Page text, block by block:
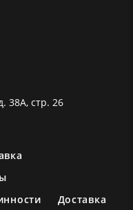
38А, стр. 26
Доставка